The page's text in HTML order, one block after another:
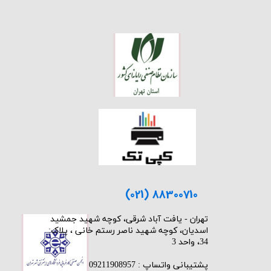
(021) 88300710
​تهران - یافت آباد شرقی، کوچه شهید جمشید
اسدیان، کوچه شهید ناصر رستم خانی ، پلاک:
34، واحد 3
پشتیبانی واتساپ : 09211908957